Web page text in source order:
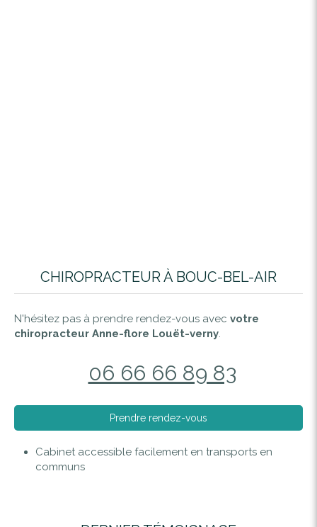
CHIROPRACTEUR À BOUC-BEL-AIR
N'hésitez pas à prendre rendez-vous avec votre
chiropracteur Anne-flore Louët-verny.
06 66 66 89 83
Prendre rendez-vous
Cabinet accessible facilement en transports en
communs